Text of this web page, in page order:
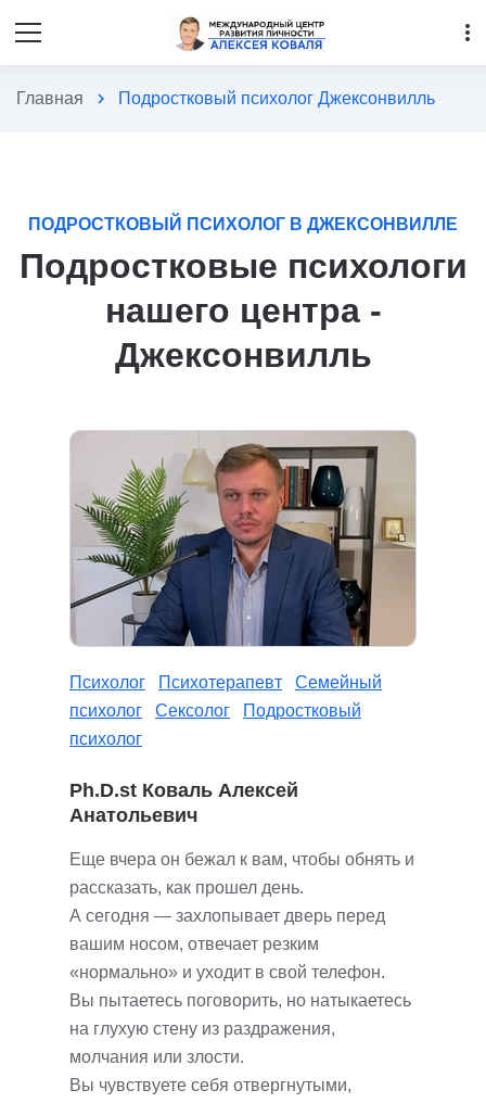
more_vert
Главная chevron_right Подростковый психолог Джексонвилль
ПОДРОСТКОВЫЙ ПСИХОЛОГ В ДЖЕКСОНВИЛЛЕ
Подростковые психологи
нашего центра -
Джексонвилль
Психолог Психотерапевт
Семейный
психолог
Сексолог
Подростковый
психолог
Ph.D.st Коваль Алексей
Анатольевич
Еще вчера он бежал к вам, чтобы обнять и
рассказать, как прошел день.
А сегодня — захлопывает дверь перед
вашим носом, отвечает резким
«нормально» и уходит в свой телефон.
Вы пытаетесь поговорить, но натыкаетесь
на глухую стену из раздражения,
молчания или злости.
Вы чувствуете себя отвергнутыми,